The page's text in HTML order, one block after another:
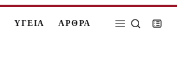
ΥΓΕΙΑ ΑΡΘΡΑ